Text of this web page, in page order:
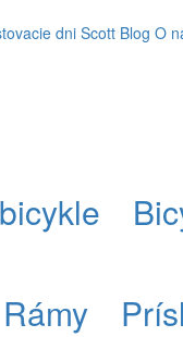
dni Scott Blog O